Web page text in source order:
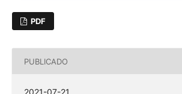
PDF
PUBLICADO